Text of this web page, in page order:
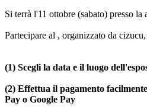
Si terrà l'11 ottobre (sabato) presso la
Partecipare al , organizzato da
(1) Scegli la data e il luogo
(2) Effettua il pagamento
Pay o Google Pay